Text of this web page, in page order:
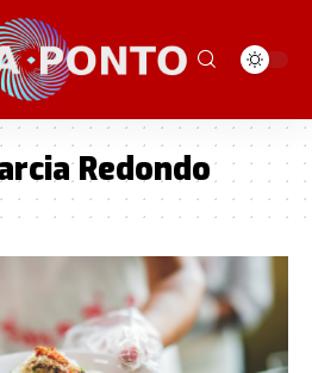
Redondo